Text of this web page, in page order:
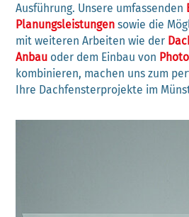
Ausführung. Unsere umfassenden
Planungsleistungen sowie die
mit weiteren Arbeiten wie der
Anbau oder dem Einbau von
kombinieren, machen uns zum
Ihre Dachfensterprojekte im